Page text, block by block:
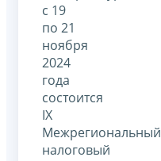
с 19
по 21
ноября
2024
года
состоится
IX
Межрегиональный
налоговый